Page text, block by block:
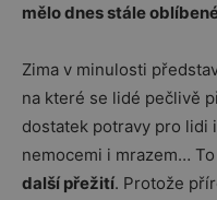
mělo dnes stále
Zima v minulosti
na které se lidé pečlivě
dostatek potravy pro lidi
nemocemi i mrazem…
další přežití. Protože